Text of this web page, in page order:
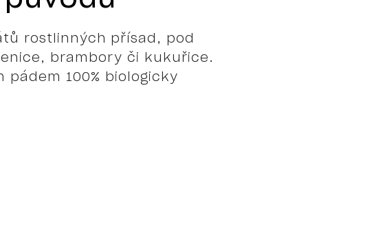
rostlinných přísad, pod
brambory či kukuřice.
100% biologicky